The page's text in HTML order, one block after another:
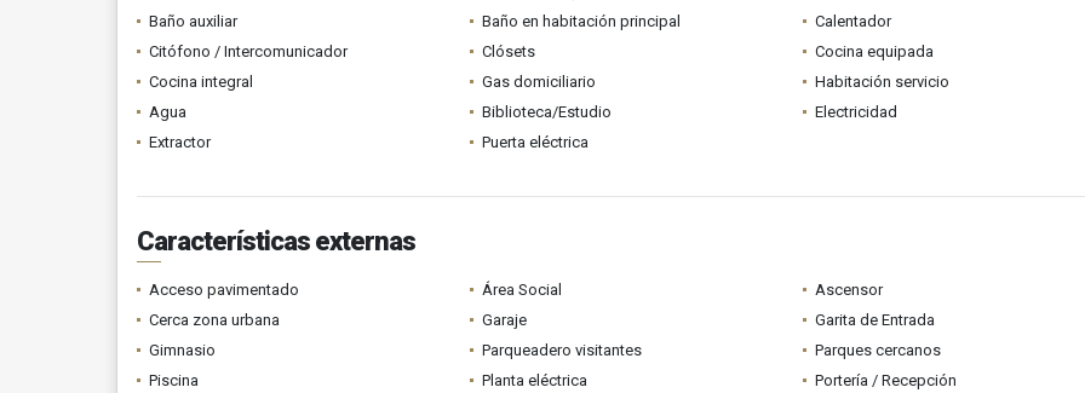
Baño auxiliar
Baño en habitación principal
Calentador
Citófono / Intercomunicador
Clósets
Cocina equipada
Cocina integral
Gas domiciliario
Habitación servicio
Agua
Biblioteca/Estudio
Electricidad
Extractor
Puerta eléctrica
Características externas
Acceso pavimentado Área Social
Ascensor
Cerca zona urbana
Garaje
Garita de Entrada
Gimnasio
Parqueadero visitantes
Parques cercanos
Piscina
Planta eléctrica
Portería / Recepción